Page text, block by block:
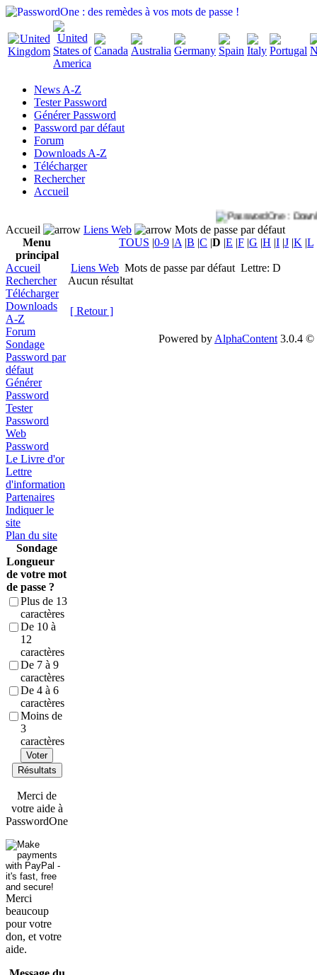
News A-Z
Tester Password
Générer Password
Password par défaut
Forum
Downloads A-Z
Télécharger
Rechercher
Accueil
Accueil Liens Web
Mots de passe par défaut
Menu
principal
Accueil
Rechercher
Télécharger
Downloads
A-Z
Forum
Sondage
Password par
défaut
Générer
Password
Tester
Password
Web
Password
Le Livre d'or
Lettre
d'information
Partenaires
Indiquer le
site
Plan du site
Sondage
Longueur
de votre mot
de passe ?
Plus de 13
caractères
De 10 à
12
caractères
De 7 à 9
caractères
De 4 à 6
caractères
Moins de
3
caractères
Voter
Résultats
Merci de
votre aide à
PasswordOne
Merci
beaucoup
pour votre
don, et votre
aide.
TOUS |0-9 |A |B |C |D |E |F |G |H |I |J |K |L
Liens Web Mots de passe par défaut Lettre: D
Aucun résultat
[ Retour ]
Powered by AlphaContent 3.0.4 ©